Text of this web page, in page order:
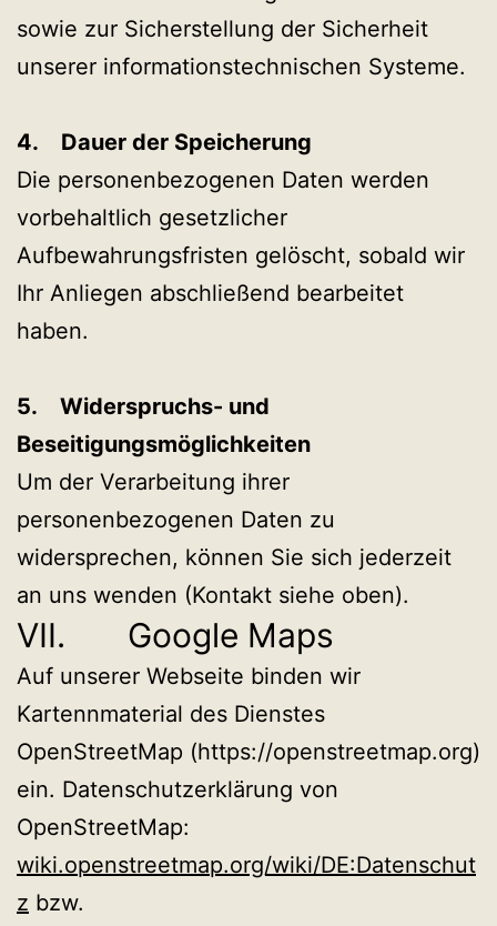
sowie zur Sicherstellung der Sicherheit
unserer informationstechnischen Systeme.
4. Dauer der Speicherung
Die personenbezogenen Daten werden
vorbehaltlich gesetzlicher
Aufbewahrungsfristen gelöscht, sobald wir
Ihr Anliegen abschließend bearbeitet
haben.
5. Widerspruchs- und
Beseitigungsmöglichkeiten
Um der Verarbeitung ihrer
personenbezogenen Daten zu
widersprechen, können Sie sich jederzeit
an uns wenden (Kontakt siehe oben).
VII. Google Maps
Auf unserer Webseite binden wir
Kartennmaterial des Dienstes
OpenStreetMap (https://openstreetmap.org)
ein. Datenschutzerklärung von
OpenStreetMap:
wiki.openstreetmap.org/wiki/DE:Datenschut
z bzw.